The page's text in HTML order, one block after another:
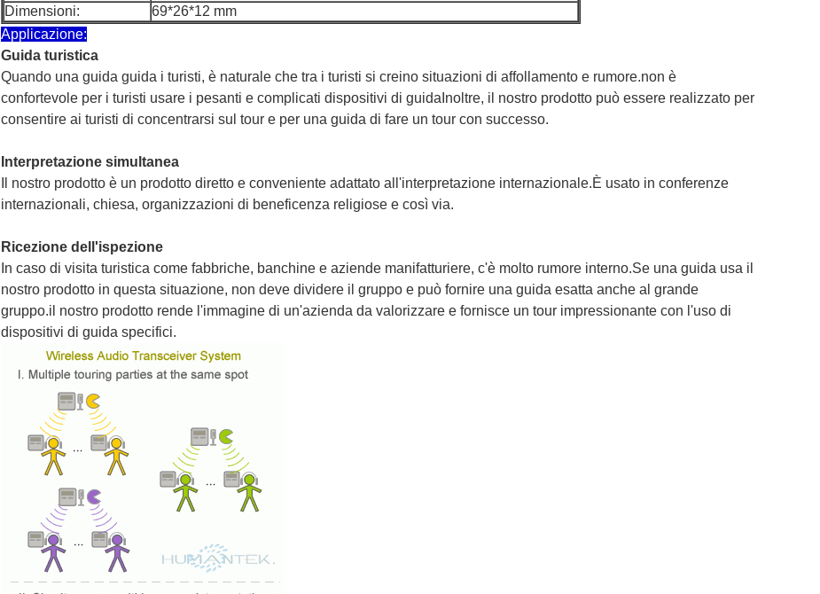
Dimensioni:
69*26*12 mm
Applicazione:
Guida turistica
Quando una guida guida i turisti, è naturale che tra i turisti si creino situazioni di affollamento e rumore.non è
confortevole per i turisti usare i pesanti e complicati dispositivi di guidaInoltre, il nostro prodotto può essere realizzato per
consentire ai turisti di concentrarsi sul tour e per una guida di fare un tour con successo.
Interpretazione simultanea
Il nostro prodotto è un prodotto diretto e conveniente adattato all'interpretazione internazionale.È usato in conferenze
internazionali, chiesa, organizzazioni di beneficenza religiose e così via.
Ricezione dell'ispezione
In caso di visita turistica come fabbriche, banchine e aziende manifatturiere, c'è molto rumore interno.Se una guida usa il
nostro prodotto in questa situazione, non deve dividere il gruppo e può fornire una guida esatta anche al grande
gruppo.il nostro prodotto rende l'immagine di un'azienda da valorizzare e fornisce un tour impressionante con l'uso di
dispositivi di guida specifici.